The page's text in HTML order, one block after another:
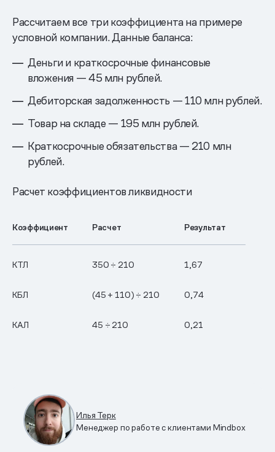
Рассчитаем все три коэффициента на примере
условной компании. Данные баланса:
Деньги и краткосрочные финансовые
вложения — 45 млн рублей.
Дебиторская задолженность — 110 млн рублей.
Товар на складе — 195 млн рублей.
Краткосрочные обязательства — 210 млн
рублей.
Расчет коэффициентов ликвидности
Коэффициент Расчет Результат
КТЛ 350 ÷ 210 1,67
КБЛ (45 + 110) ÷ 210 0,74
КАЛ 45 ÷ 210 0,21
Илья Терк
Менеджер по работе с клиентами Mindbox